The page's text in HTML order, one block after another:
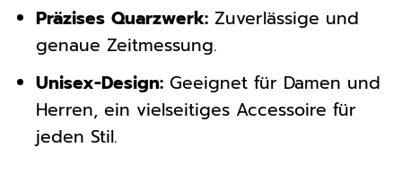
Präzises Quarzwerk:Zuverlässige und
genaue Zeitmessung.
Unisex-Design:Geeignet für Damen und
Herren, ein vielseitiges Accessoire für
jeden Stil.